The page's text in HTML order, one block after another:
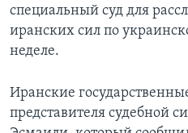
специальный суд для
иранских сил по
неделе.
Иранские
представителя судебной